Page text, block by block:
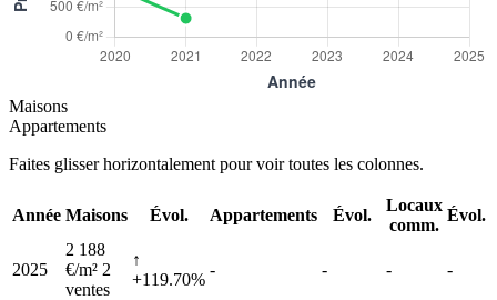
Maisons
Appartements
Faites glisser horizontalement pour voir toutes les colonnes.
Année Maisons Évol. Appartements Évol.
Locaux
comm.
Évol.
2025
2 188
€/m² 2
ventes
↑
+119.70%
- - - -